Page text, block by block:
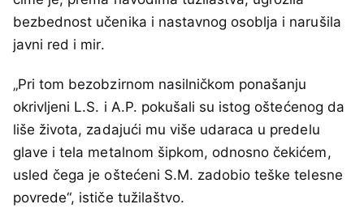
bezbednost učenika i nastavnog osoblja i narušila
javni red i mir.
„Pri tom bezobzirnom nasilničkom ponašanju
okrivljeni L.S. i A.P. pokušali su istog oštećenog da
liše života, zadajući mu više udaraca u predelu
glave i tela metalnom šipkom, odnosno čekićem,
usled čega je oštećeni S.M. zadobio teške telesne
povrede“, ističe tužilaštvo.